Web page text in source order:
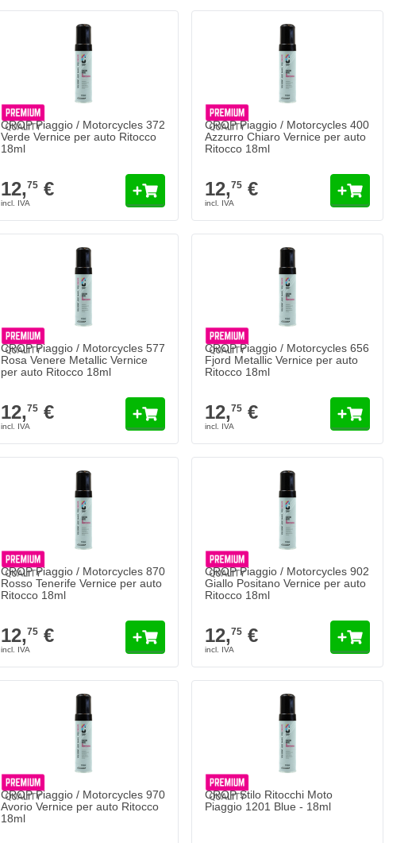
CROP Piaggio / Motorcycles 372
Verde Vernice per auto Ritocco
18ml
12,75€
CROP Piaggio / Motorcycles 400
Azzurro Chiaro Vernice per auto
Ritocco 18ml
12,75 €
CROP Piaggio / Motorcycles 577
Rosa Venere Metallic Vernice
per auto Ritocco 18ml
12,75€
CROP Piaggio / Motorcycles 656
Fjord Metallic Vernice per auto
Ritocco 18ml
12,75 €
CROP Piaggio / Motorcycles 870
Rosso Tenerife Vernice per auto
Ritocco 18ml
12,75€
CROP Piaggio / Motorcycles 902
Giallo Positano Vernice per auto
Ritocco 18ml
12,75 €
CROP Piaggio / Motorcycles 970
Avorio Vernice per auto Ritocco
18ml
CROP Stilo Ritocchi Moto
Piaggio 1201 Blue - 18ml